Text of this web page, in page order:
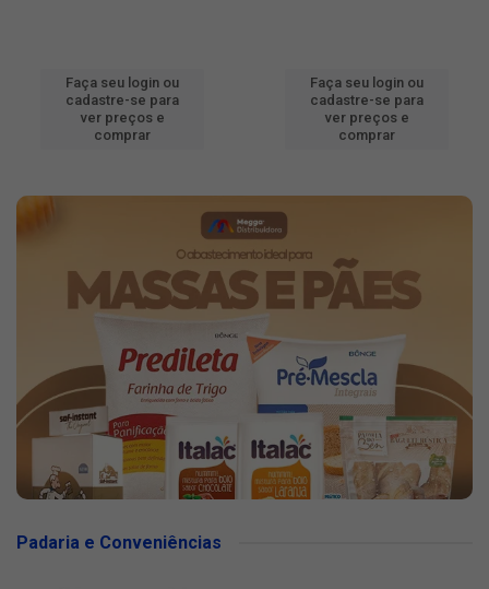
Faça seu login ou
cadastre-se para
ver preços e
comprar
Faça seu login ou
cadastre-se para
ver preços e
comprar
Padaria e Conveniências